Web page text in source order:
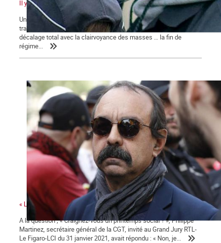
Il y a quelque chose de pourri au royaume de Macron
Un pouvoir en marche pour sa réélection qui n’en finit pas de
traîner des casseroles judiciaires … Une classe politique en
décalage total avec la clairvoyance des masses … la fin de
régime...
« La colère sociale est là » ...
A la question ; « Craignez-vous un printemps social ? », Philippe
Martinez, secrétaire général de la CGT, invité au Grand Jury RTL-
Le Figaro-LCI du 31 janvier 2021, avait répondu : « Non, je...